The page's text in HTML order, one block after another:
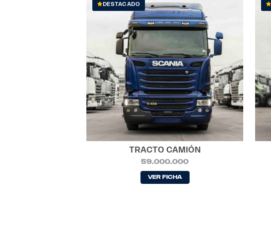
DESTACADO
TRACTO CAMIÓN
59.000.000
Ver Ficha